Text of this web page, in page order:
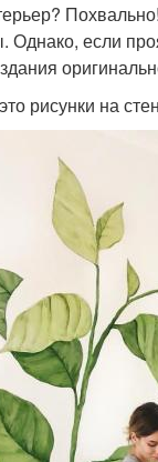
если
рисунки на